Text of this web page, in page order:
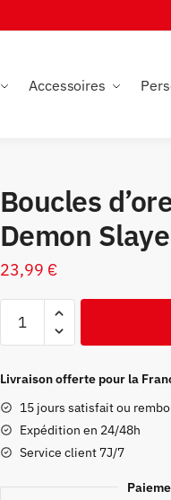
Accessoires
Boucles
Demon
23,99 €
d’oreilles
Demon
Slayer
Nezuko
Livraison offerte pour la
15 jours satisfait ou
Expédition en 24/48h
Service client 7J/7